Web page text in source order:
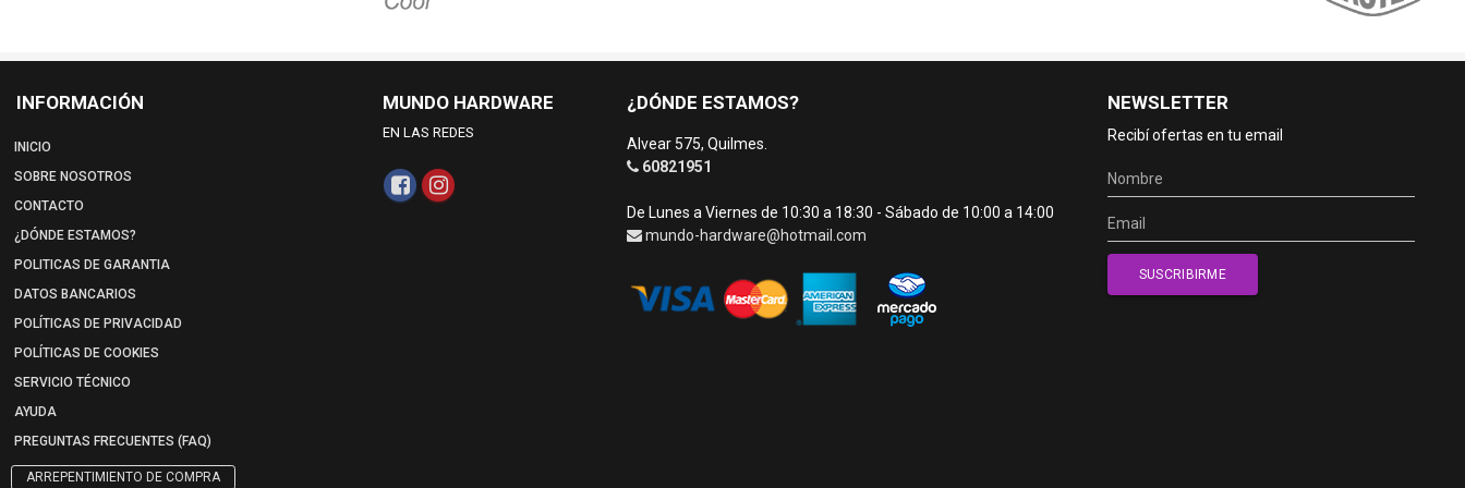
INFORMACIÓN
INICIO
SOBRE NOSOTROS
CONTACTO
¿DÓNDE ESTAMOS?
POLITICAS DE GARANTIA
DATOS BANCARIOS
POLÍTICAS DE PRIVACIDAD
POLÍTICAS DE COOKIES
SERVICIO TÉCNICO
AYUDA
PREGUNTAS FRECUENTES (FAQ)
ARREPENTIMIENTO DE COMPRA
MUNDO HARDWARE
EN LAS REDES
¿DÓNDE ESTAMOS?
Alvear 575, Quilmes.
60821951
De Lunes a Viernes de 10:30 a 18:30 - Sábado de 10:00 a 14:00
mundo-hardware@hotmail.com
NEWSLETTER
Recibí ofertas en tu email